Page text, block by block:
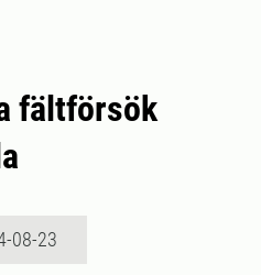
fältförsök
08-23